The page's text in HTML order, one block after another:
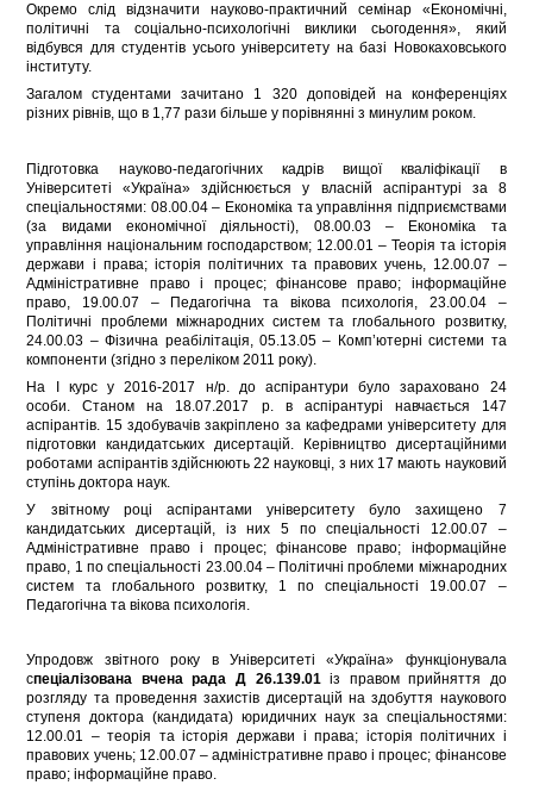
Окремо слід відзначити науково-практичний семінар «Економічні,
політичні та соціально-психологічні виклики сьогодення», який
відбувся для студентів усього університету на базі Новокаховського
інституту.
Загалом студентами зачитано 1 320 доповідей на конференціях
різних рівнів, що в 1,77 рази більше у порівнянні з минулим роком.
Підготовка науково-педагогічних кадрів вищої кваліфікації в
Університеті «Україна» здійснюється у власній аспірантурі за 8
спеціальностями: 08.00.04 – Економіка та управління підприємствами
(за видами економічної діяльності), 08.00.03 – Економіка та
управління національним господарством; 12.00.01 – Теорія та історія
держави і права; історія політичних та правових учень, 12.00.07 –
Адміністративне право і процес; фінансове право; інформаційне
право, 19.00.07 – Педагогічна та вікова психологія, 23.00.04 –
Політичні проблеми міжнародних систем та глобального розвитку,
24.00.03 – Фізична реабілітація, 05.13.05 – Комп’ютерні системи та
компоненти (згідно з переліком 2011 року).
На І курс у 2016-2017 н/р. до аспірантури було зараховано 24
особи. Станом на 18.07.2017 р. в аспірантурі навчається 147
аспірантів. 15 здобувачів закріплено за кафедрами університету для
підготовки кандидатських дисертацій. Керівництво дисертаційними
роботами аспірантів здійснюють 22 науковці, з них 17 мають науковий
ступінь доктора наук.
У звітному році аспірантами університету було захищено 7
кандидатських дисертацій, із них 5 по спеціальності 12.00.07 –
Адміністративне право і процес; фінансове право; інформаційне
право, 1 по спеціальності 23.00.04 – Політичні проблеми міжнародних
систем та глобального розвитку, 1 по спеціальності 19.00.07 –
Педагогічна та вікова психологія.
Упродовж звітного року в Університеті «Україна» функціонувала
cпеціалізована вчена рада Д 26.139.01із правом прийняття до
розгляду та проведення захистів дисертацій на здобуття наукового
ступеня доктора (кандидата) юридичних наук за спеціальностями:
12.00.01 – теорія та історія держави і права; історія політичних і
правових учень; 12.00.07 – адміністративне право і процес; фінансове
право; інформаційне право.